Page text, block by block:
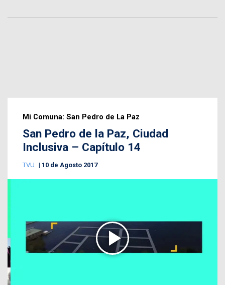
Mi Comuna: San Pedro de La Paz
San Pedro de la Paz, Ciudad
Inclusiva – Capítulo 14
TVU 10 de Agosto 2017